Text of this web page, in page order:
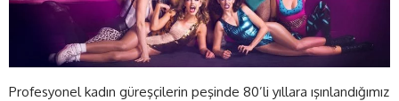
Profesyonel kadın güreşçilerin peşinde 80’li yıllara ışınlandığımız